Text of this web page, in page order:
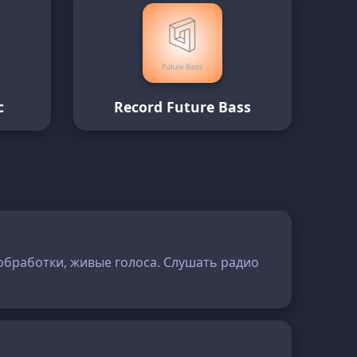
Record Future Bass
живые голоса. Слушать радио